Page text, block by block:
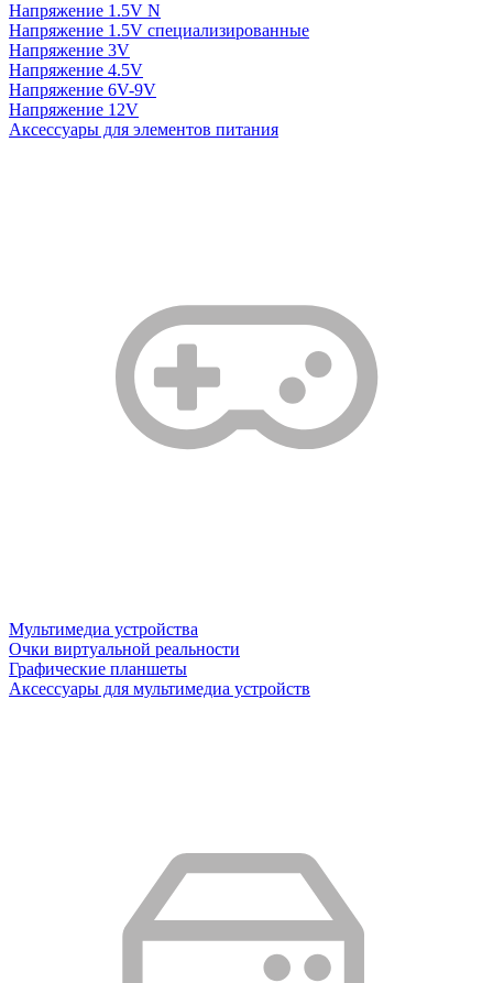
Напряжение 1.5V N
Напряжение 1.5V специализированные
Напряжение 3V
Напряжение 4.5V
Напряжение 6V-9V
Напряжение 12V
Аксессуары для элементов питания
Мультимедиа устройства
Очки виртуальной реальности
Графические планшеты
Аксессуары для мультимедиа устройств